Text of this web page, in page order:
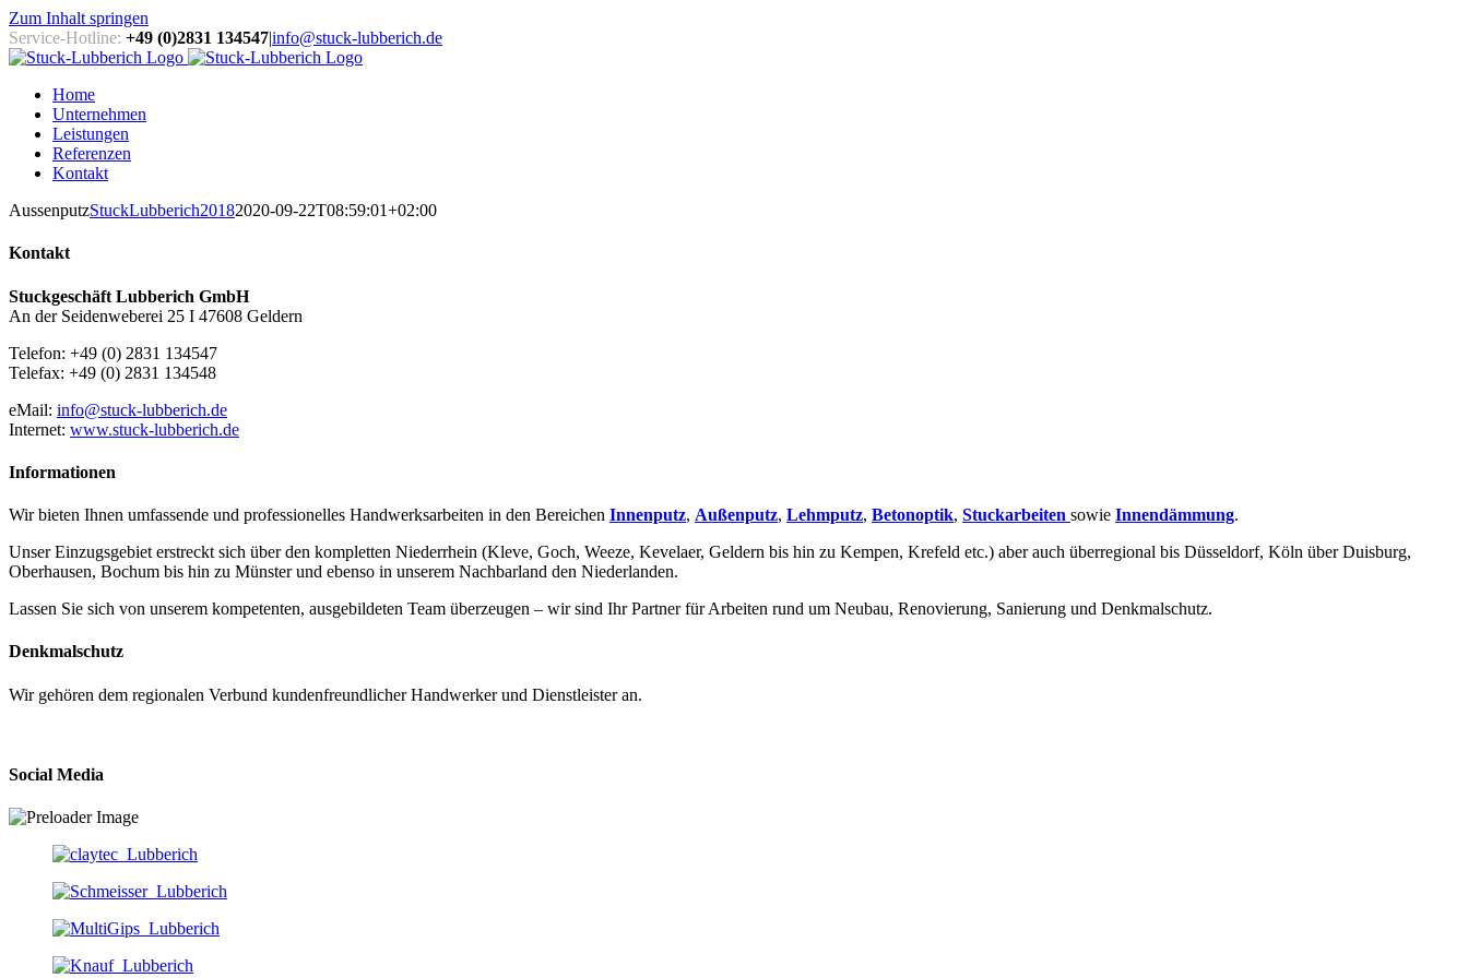
Zum Inhalt springen
Service-Hotline: +49 (0)2831 134547|info@stuck-lubberich.de
Home
Unternehmen
Leistungen
Referenzen
Kontakt
AussenputzStuckLubberich20182020-09-22T08:59:01+02:00
Kontakt
Stuckgeschäft Lubberich GmbH
An der Seidenweberei 25 I 47608 Geldern
Telefon: +49 (0) 2831 134547
Telefax: +49 (0) 2831 134548
eMail: info@stuck-lubberich.de
Internet: www.stuck-lubberich.de
Informationen
Wir bieten Ihnen umfassende und professionelles Handwerksarbeiten in den Bereichen Innenputz, Außenputz, Lehmputz, Betonoptik, Stuckarbeiten sowie Innendämmung.
Unser Einzugsgebiet erstreckt sich über den kompletten Niederrhein (Kleve, Goch, Weeze, Kevelaer, Geldern bis hin zu Kempen, Krefeld etc.) aber auch überregional bis Düsseldorf, Köln über Duisburg,
Oberhausen, Bochum bis hin zu Münster und ebenso in unserem Nachbarland den Niederlanden.
Lassen Sie sich von unserem kompetenten, ausgebildeten Team überzeugen – wir sind Ihr Partner für Arbeiten rund um Neubau, Renovierung, Sanierung und Denkmalschutz.
Denkmalschutz
Wir gehören dem regionalen Verbund kundenfreundlicher Handwerker und Dienstleister an.
Social Media